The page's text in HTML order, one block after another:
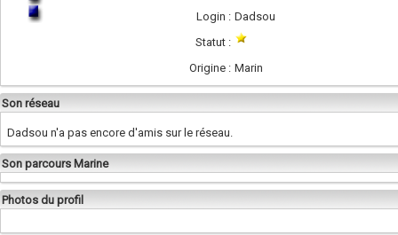
Login : Dadsou
Statut :
Origine : Marin
Son réseau
Dadsou n'a pas encore d'amis sur le réseau.
Son parcours Marine
Photos du profil